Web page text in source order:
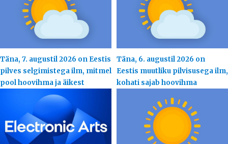
Täna, 7. augustil 2026 on Eestis
pilves selgimistega ilm, mitmel
pool hoovihma ja äikest
Täna, 6. augustil 2026 on
Eestis muutliku pilvisusega ilm,
kohati sajab hoovihma